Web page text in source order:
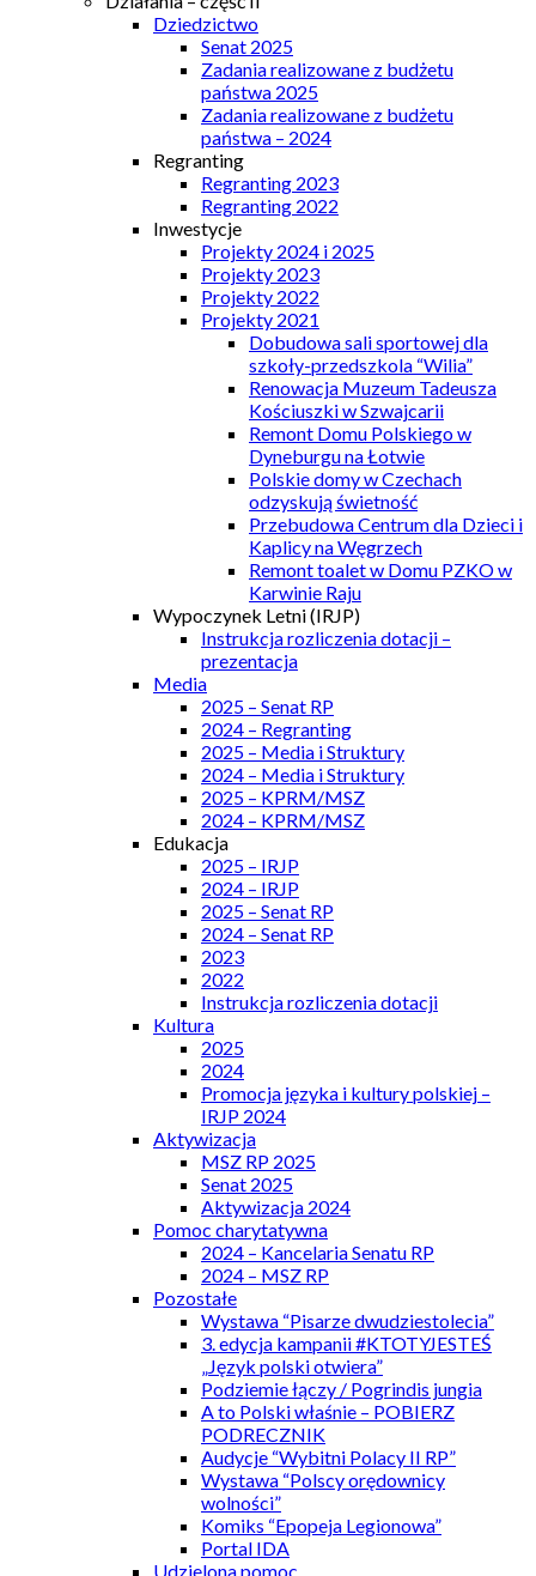
Dziedzictwo
Senat 2025
Zadania realizowane z budżetu
państwa 2025
Zadania realizowane z budżetu
państwa – 2024
Regranting
Regranting 2023
Regranting 2022
Inwestycje
Projekty 2024 i 2025
Projekty 2023
Projekty 2022
Projekty 2021
Dobudowa sali sportowej dla
szkoły-przedszkola “Wilia”
Renowacja Muzeum Tadeusza
Kościuszki w Szwajcarii
Remont Domu Polskiego w
Dyneburgu na Łotwie
Polskie domy w Czechach
odzyskują świetność
Przebudowa Centrum dla Dzieci i
Kaplicy na Węgrzech
Remont toalet w Domu PZKO w
Karwinie Raju
Wypoczynek Letni (IRJP)
Instrukcja rozliczenia dotacji –
prezentacja
Media
2025 – Senat RP
2024 – Regranting
2025 – Media i Struktury
2024 – Media i Struktury
2025 – KPRM/MSZ
2024 – KPRM/MSZ
Edukacja
2025 – IRJP
2024 – IRJP
2025 – Senat RP
2024 – Senat RP
2023
2022
Instrukcja rozliczenia dotacji
Kultura
2025
2024
Promocja języka i kultury polskiej –
IRJP 2024
Aktywizacja
MSZ RP 2025
Senat 2025
Aktywizacja 2024
Pomoc charytatywna
2024 – Kancelaria Senatu RP
2024 – MSZ RP
Pozostałe
Wystawa “Pisarze dwudziestolecia”
3. edycja kampanii #KTOTYJESTEŚ
„Język polski otwiera”
Podziemie łączy / Pogrindis jungia
A to Polski właśnie – POBIERZ
PODRECZNIK
Audycje “Wybitni Polacy II RP”
Wystawa “Polscy orędownicy
wolności”
Komiks “Epopeja Legionowa”
Portal IDA
Udzielona pomoc